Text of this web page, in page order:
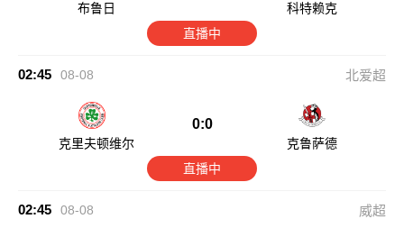
布鲁日
科特赖克
直播中
02:45 08-08 北爱超
克里夫顿维尔
0:0
克鲁萨德
直播中
02:45 08-08 威超